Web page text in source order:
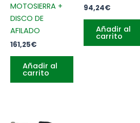
MOTOSIERRA +
DISCO DE
AFILADO
161,25€
Añadir al
carrito
94,24€
Añadir al
carrito